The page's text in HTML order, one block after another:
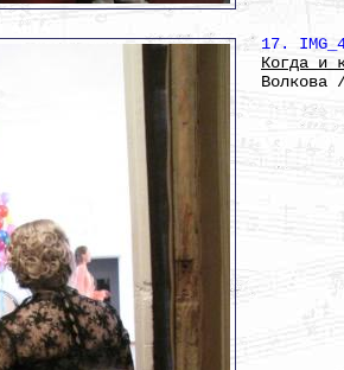
17.
Когда и
Волкова